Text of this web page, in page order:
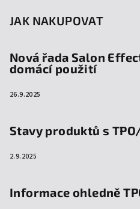
JAK NAKUPOVAT
Nová řada Salon
domácí použití
26.9.2025
Stavy produktů s
2.9.2025
Informace ohledně